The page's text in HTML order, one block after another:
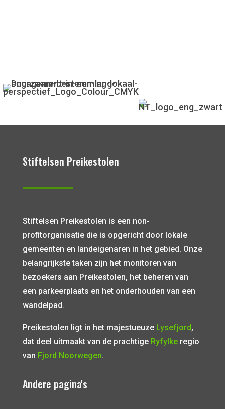
Stiftelsen Preikestolen
Stiftelsen Preikestolen is een non-
profitorganisatie die is opgericht door lokale
gemeenten en landeigenaren in het gebied. Onze
belangrijkste taken zijn het monitoren van
bezoekers aan Preikestolen, het beheren van
een parkeerplaats en het onderhouden van een
wandelpad.
Preikestolen ligt in het majestueuze Lysefjord,
dat deel uitmaakt van de prachtige Ryfylkeregio
van Fjord Noorwegen.
Andere pagina's